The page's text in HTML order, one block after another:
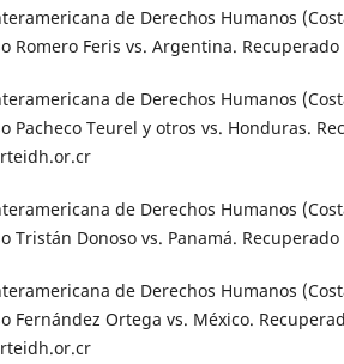
de Derechos Humanos
Romero Feris vs. Argentina.
de Derechos Humanos
Pacheco Teurel y otros vs. Honduras.
de Derechos Humanos
Tristán Donoso vs. Panamá.
de Derechos Humanos
Fernández Ortega vs. México.